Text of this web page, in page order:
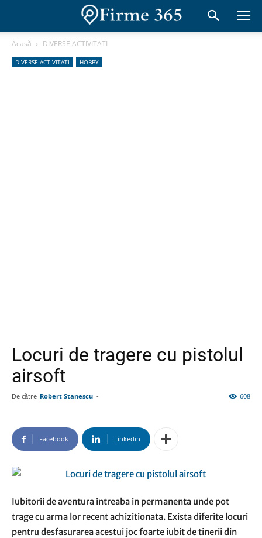
Acasă DIVERSE ACTIVITATI
DIVERSE ACTIVITATI HOBBY
Locuri de tragere cu pistolul
airsoft
De către Robert Stanescu - 608
Facebook Linkedin
Iubitorii de aventura intreaba in permanenta unde pot
trage cu arma lor recent achizitionata. Exista diferite locuri
pentru desfasurarea acestui joc foarte iubit de tinerii din